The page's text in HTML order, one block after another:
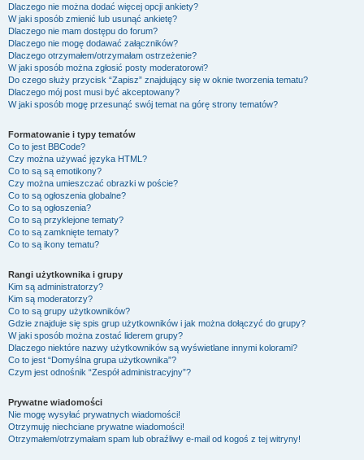
Dlaczego nie można dodać więcej opcji ankiety?
W jaki sposób zmienić lub usunąć ankietę?
Dlaczego nie mam dostępu do forum?
Dlaczego nie mogę dodawać załączników?
Dlaczego otrzymałem/otrzymałam ostrzeżenie?
W jaki sposób można zgłosić posty moderatorowi?
Do czego służy przycisk “Zapisz” znajdujący się w oknie tworzenia tematu?
Dlaczego mój post musi być akceptowany?
W jaki sposób mogę przesunąć swój temat na górę strony tematów?
Formatowanie i typy tematów
Co to jest BBCode?
Czy można używać języka HTML?
Co to są są emotikony?
Czy można umieszczać obrazki w poście?
Co to są ogłoszenia globalne?
Co to są ogłoszenia?
Co to są przyklejone tematy?
Co to są zamknięte tematy?
Co to są ikony tematu?
Rangi użytkownika i grupy
Kim są administratorzy?
Kim są moderatorzy?
Co to są grupy użytkowników?
Gdzie znajduje się spis grup użytkowników i jak można dołączyć do grupy?
W jaki sposób można zostać liderem grupy?
Dlaczego niektóre nazwy użytkowników są wyświetlane innymi kolorami?
Co to jest “Domyślna grupa użytkownika”?
Czym jest odnośnik “Zespół administracyjny”?
Prywatne wiadomości
Nie mogę wysyłać prywatnych wiadomości!
Otrzymuję niechciane prywatne wiadomości!
Otrzymałem/otrzymałam spam lub obraźliwy e-mail od kogoś z tej witryny!